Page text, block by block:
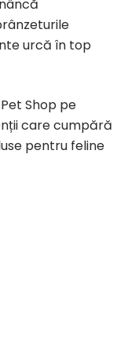
urcă în top
Shop pe
care cumpără
pentru feline